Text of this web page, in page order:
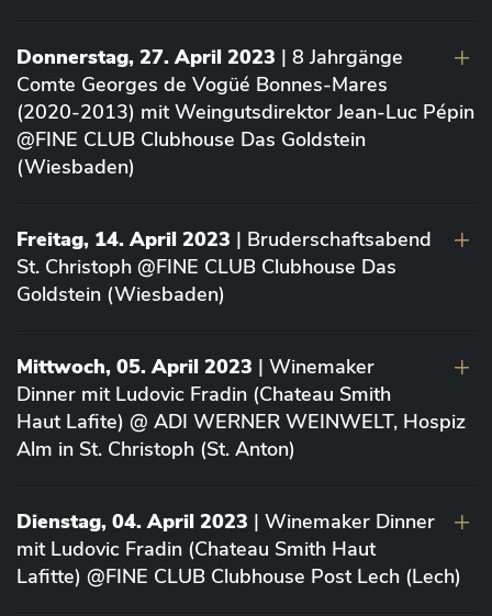
Donnerstag, 27. April 2023 | 8 Jahrgänge
Comte Georges de Vogüé Bonnes-Mares
(2020-2013) mit Weingutsdirektor Jean-Luc Pépin
@FINE CLUB Clubhouse Das Goldstein
(Wiesbaden)
Freitag, 14. April 2023 | Bruderschaftsabend
St. Christoph @FINE CLUB Clubhouse Das
Goldstein (Wiesbaden)
Mittwoch, 05. April 2023 | Winemaker
Dinner mit Ludovic Fradin (Chateau Smith
Haut Lafite) @ ADI WERNER WEINWELT, Hospiz
Alm in St. Christoph (St. Anton)
Dienstag, 04. April 2023 | Winemaker Dinner
mit Ludovic Fradin (Chateau Smith Haut
Lafitte) @FINE CLUB Clubhouse Post Lech (Lech)